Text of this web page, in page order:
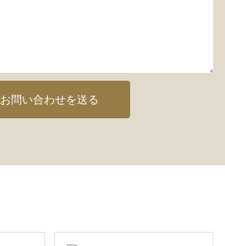
お問い合わせを送る